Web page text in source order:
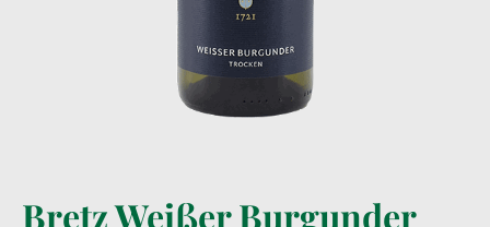
Bretz Weißer Burgunder